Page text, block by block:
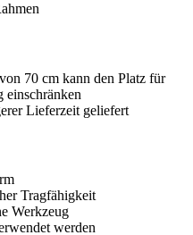
70 cm kann den Platz für
einschränken
Lieferzeit geliefert
Tragfähigkeit
Werkzeug
werden